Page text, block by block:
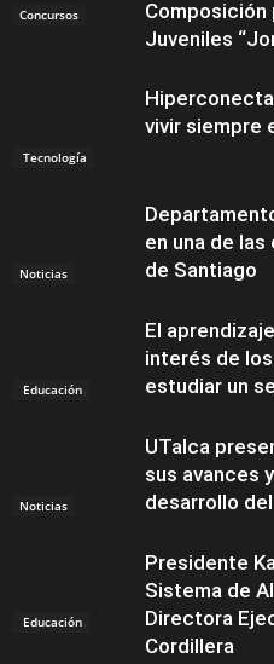
Concursos
Composición
Juveniles
Tecnología
vivir siempre
Noticias
en una de
de Santiago
Educación
El
interés de
estudiar un
Noticias
UTalca
sus avances
desarrollo
Educación
Presidente
Sistema de
Directora
Cordillera